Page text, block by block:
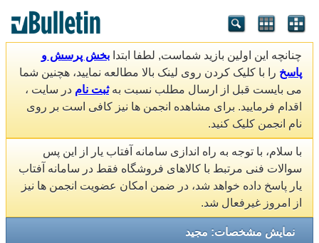
چنانچه این اولین بازید شماست, لطفا ابتدا بخش پرسش و
پاسخ را با کلیک کردن روی لینک بالا مطالعه نمایید، هچنین شما
می بایست قبل از ارسال مطلب نسبت بهثبت نام در سایت ،
اقدام فرمایید. برای مشاهده انجمن ها نیز کافی است بر روی
نام انجمن کلیک کنید.
با سلام، با توجه به راه اندازی سامانه آفتاب یار از این پس
سوالات فنی مرتبط با کالاهای فروشگاه فقط در سامانه آفتاب
یار پاسخ داده خواهد شد، در ضمن امکان عضویت انجمن ها نیز
از امروز غیرفعال شد.
نمایش مشخصات: مجید